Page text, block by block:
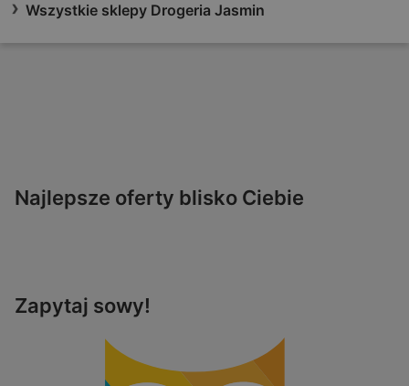
Wszystkie sklepy Drogeria Jasmin
Najlepsze oferty blisko Ciebie
Zapytaj sowy!